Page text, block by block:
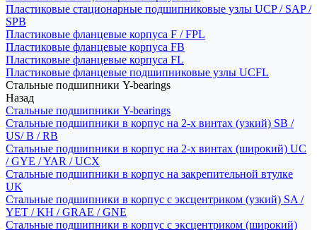
Пластиковые стационарные подшипниковые узлы UCP / SAP /
SPB
Пластиковые фланцевые корпуса F / FPL
Пластиковые фланцевые корпуса FB
Пластиковые фланцевые корпуса FL
Пластиковые фланцевые подшипниковые узлы UCFL
Стальные подшипники Y-bearings
Назад
Стальные подшипники Y-bearings
Стальные подшипники в корпус на 2-х винтах (узкий) SB /
US/ B / RB
Стальные подшипники в корпус на 2-х винтах (широкий) UC
/ GYE / YAR / UCX
Стальные подшипники в корпус на закрепительной втулке
UK
Стальные подшипники в корпус с эксцентриком (узкий) SA /
YET / KH / GRAE / GNE
Стальные подшипники в корпус с эксцентриком (широкий)